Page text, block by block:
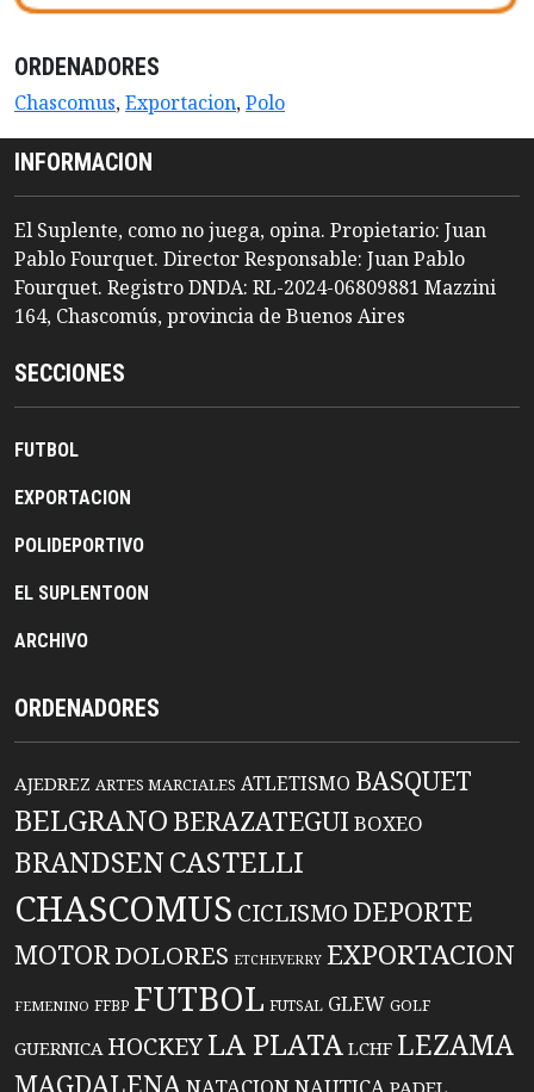
ORDENADORES
Chascomus,Exportacion,Polo
INFORMACION
El Suplente, como no juega, opina. Propietario: Juan
Pablo Fourquet. Director Responsable: Juan Pablo
Fourquet. Registro DNDA: RL-2024-06809881 Mazzini
164, Chascomús, provincia de Buenos Aires
SECCIONES
FUTBOL
EXPORTACION
POLIDEPORTIVO
EL SUPLENTOON
ARCHIVO
ORDENADORES
AJEDREZ ARTES MARCIALES ATLETISMO BASQUET
BELGRANO BERAZATEGUIBOXEO
BRANDSENCASTELLI
CHASCOMUS CICLISMO DEPORTE
MOTORDOLORES ETCHEVERRY EXPORTACION
FEMENINO FFBP FUTBOL FUTSAL GLEW GOLF
GUERNICA HOCKEYLA PLATA LCHF LEZAMA
MAGDALENA